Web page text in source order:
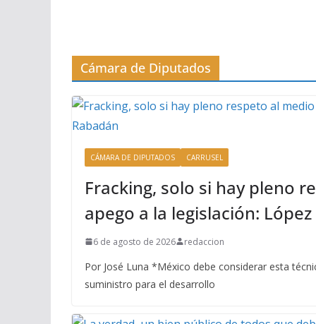
CÁMARA DE DIPUTADOS
Fracking, solo si hay pleno
apego a la legislación: López
6 de agosto de 2026 redaccion
suministro para el desarrollo